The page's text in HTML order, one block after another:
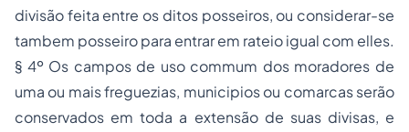
divisão feita entre os ditos posseiros, ou considerar-se
tambem posseiro para entrar em rateio igual com elles.
§ 4º Os campos de uso commum dos moradores de
uma ou mais freguezias, municipios ou comarcas serão
conservados em toda a extensão de suas divisas, e